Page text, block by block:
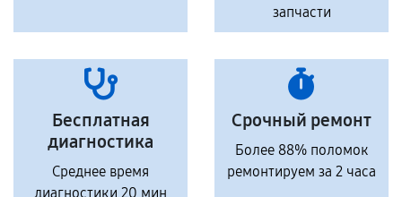
запчасти
Бесплатная
диагностика
Среднее время
диагностики 20 мин
Срочный ремонт
Более 88% поломок
ремонтируем за 2 часа